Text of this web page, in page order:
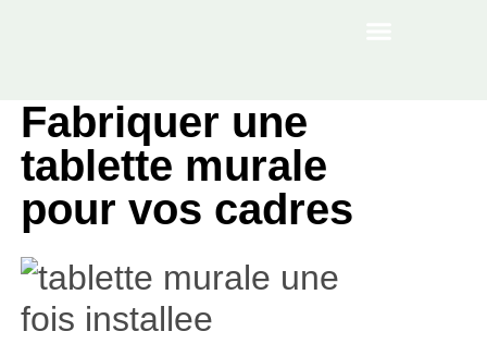
Fabriquer une
tablette murale
pour vos cadres